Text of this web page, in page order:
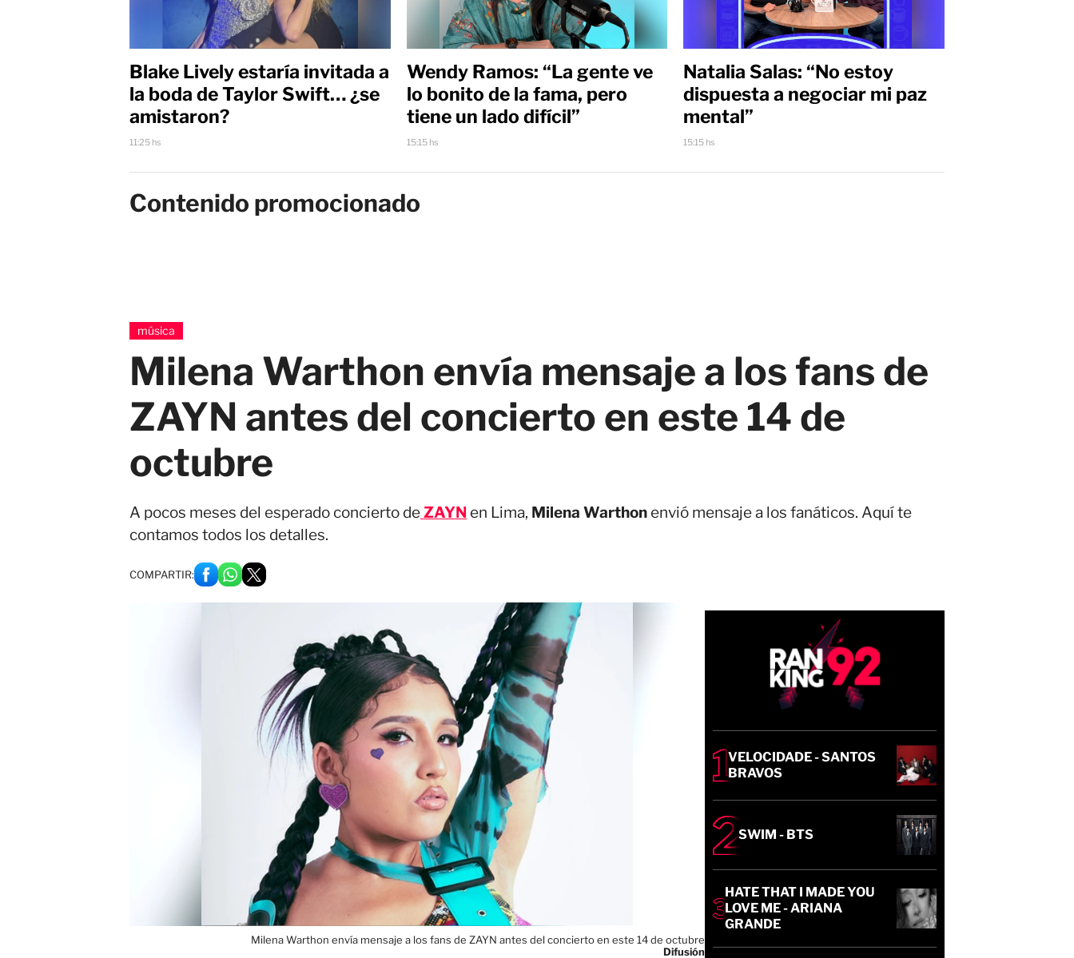
Blake Lively estaría invitada a
la boda de Taylor Swift… ¿se
amistaron?
11:25 hs
Wendy Ramos: “La gente ve
lo bonito de la fama, pero
tiene un lado difícil”
15:15 hs
Natalia Salas: “No estoy
dispuesta a negociar mi paz
mental”
15:15 hs
Contenido promocionado
música
Milena Warthon envía mensaje a los fans de
ZAYN antes del concierto en este 14 de
octubre
A pocos meses del esperado concierto deZAYN en Lima, Milena Warthon envió mensaje a los fanáticos. Aquí te
contamos todos los detalles.
COMPARTIR:
Milena Warthon envía mensaje a los fans de ZAYN antes del concierto en este 14 de octubre
Difusión
VELOCIDADE - SANTOS
BRAVOS
SWIM - BTS
HATE THAT I MADE YOU
LOVE ME - ARIANA
GRANDE